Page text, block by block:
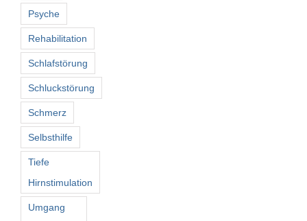
Psyche
Rehabilitation
Schlafstörung
Schluckstörung
Schmerz
Selbsthilfe
Tiefe
Hirnstimulation
Umgang